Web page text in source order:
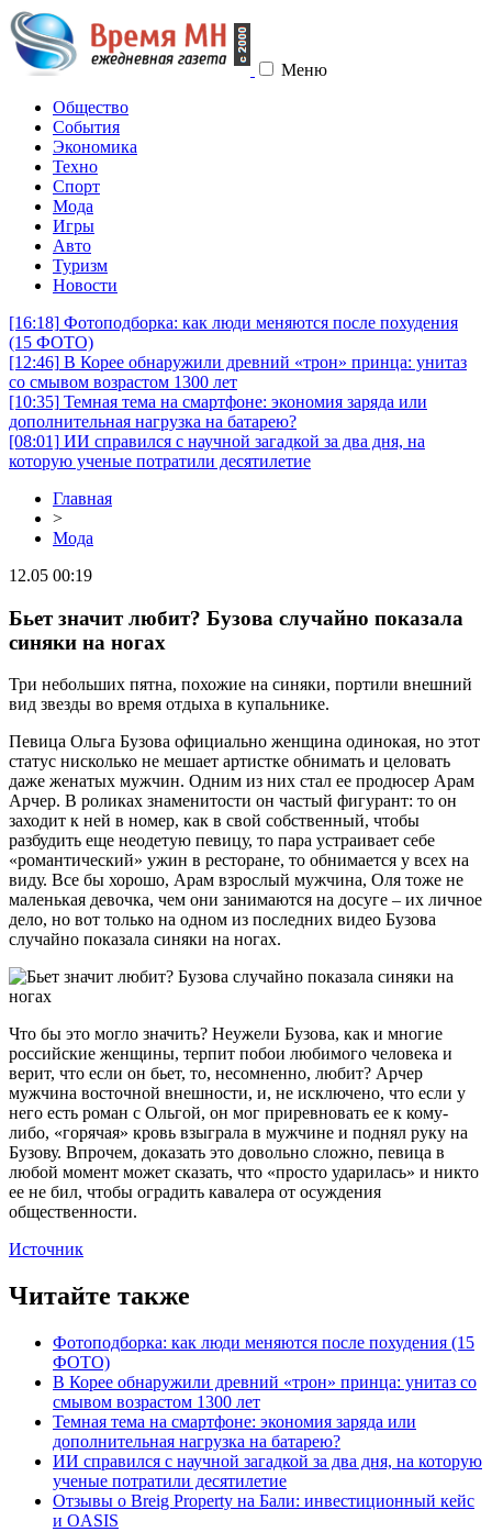
Меню
Общество
События
Экономика
Техно
Спорт
Мода
Игры
Авто
Туризм
Новости
[16:18] Фотоподборка: как люди меняются после похудения
(15 ФОТО)
[12:46] В Корее обнаружили древний «трон» принца: унитаз
со смывом возрастом 1300 лет
[10:35] Темная тема на смартфоне: экономия заряда или
дополнительная нагрузка на батарею?
[08:01] ИИ справился с научной загадкой за два дня, на
которую ученые потратили десятилетие
Главная
>
Мода
12.05 00:19
Бьет значит любит? Бузова случайно показала
синяки на ногах
Три небольших пятна, похожие на синяки, портили внешний
вид звезды во время отдыха в купальнике.
Певица Ольга Бузова официально женщина одинокая, но этот
статус нисколько не мешает артистке обнимать и целовать
даже женатых мужчин. Одним из них стал ее продюсер Арам
Арчер. В роликах знаменитости он частый фигурант: то он
заходит к ней в номер, как в свой собственный, чтобы
разбудить еще неодетую певицу, то пара устраивает себе
«романтический» ужин в ресторане, то обнимается у всех на
виду. Все бы хорошо, Арам взрослый мужчина, Оля тоже не
маленькая девочка, чем они занимаются на досуге – их личное
дело, но вот только на одном из последних видео Бузова
случайно показала синяки на ногах.
Что бы это могло значить? Неужели Бузова, как и многие
российские женщины, терпит побои любимого человека и
верит, что если он бьет, то, несомненно, любит? Арчер
мужчина восточной внешности, и, не исключено, что если у
него есть роман с Ольгой, он мог приревновать ее к кому-
либо, «горячая» кровь взыграла в мужчине и поднял руку на
Бузову. Впрочем, доказать это довольно сложно, певица в
любой момент может сказать, что «просто ударилась» и никто
ее не бил, чтобы оградить кавалера от осуждения
общественности.
Источник
Читайте также
Фотоподборка: как люди меняются после похудения (15
ФОТО)
В Корее обнаружили древний «трон» принца: унитаз со
смывом возрастом 1300 лет
Темная тема на смартфоне: экономия заряда или
дополнительная нагрузка на батарею?
ИИ справился с научной загадкой за два дня, на которую
ученые потратили десятилетие
Отзывы о Breig Property на Бали: инвестиционный кейс
и OASIS